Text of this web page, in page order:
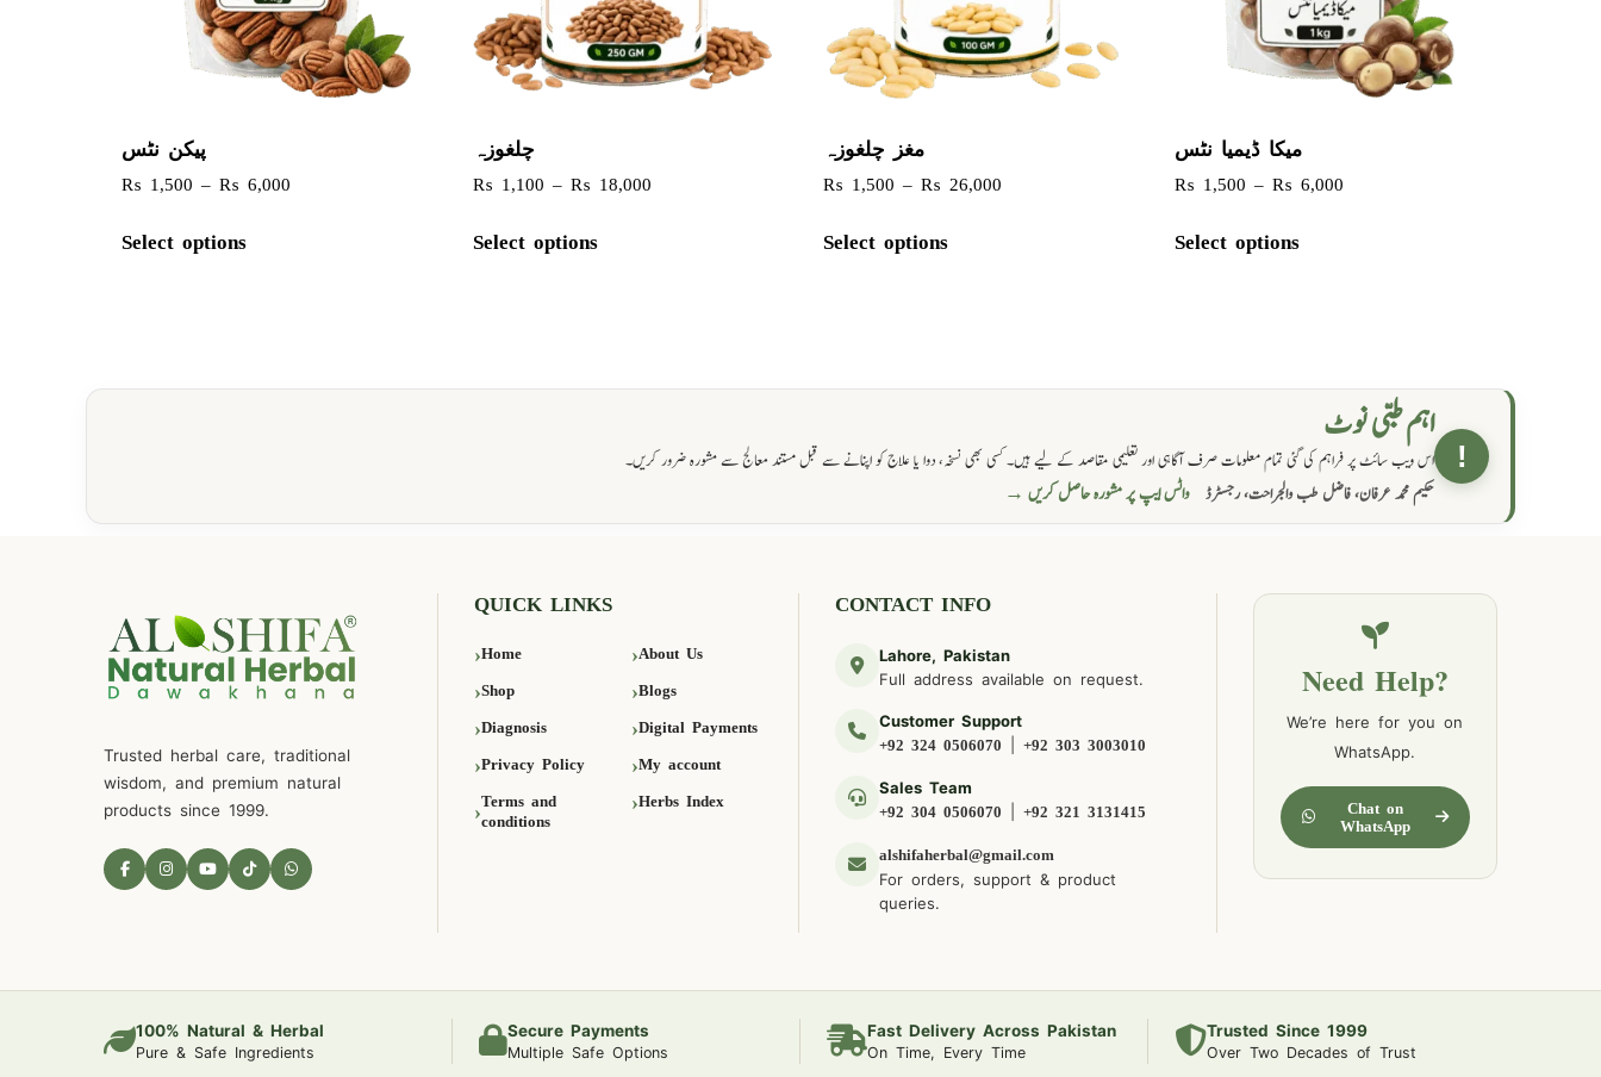
پیکن نٹس
₨ 1,500 – ₨ 6,000
Select options
چلغوزہ
₨ 1,100 – ₨ 18,000
Select options
مغز چلغوزہ
₨ 1,500 – ₨ 26,000
Select options
میکا ڈیمیا نٹس
₨ 1,500 – ₨ 6,000
Select options
!
اہم طبی نوٹ
اس ویب سائٹ پر فراہم کی گئی تمام معلومات صرف آگاہی اور تعلیمی مقاصد کے لیے ہیں۔ کسی بھی نسخہ، دوا یا علاج کو اپنانے سے قبل مستند معالج سے مشورہ ضرور کریں۔
حکیم محمد عرفان، فاضل طب والجراحت، رجسٹرڈ واٹس ایپ پر مشورہ حاصل کریں →
Trusted herbal care, traditional
wisdom, and premium natural
products since 1999.
QUICK LINKS
Home About Us
Shop Blogs
Diagnosis Digital Payments
Privacy Policy My account
Terms and
conditions
Herbs Index
CONTACT INFO
Lahore, Pakistan
Full address available on request.
Customer Support
+92 324 0506070 |+92 303 3003010
Sales Team
+92 304 0506070 |+92 321 3131415
alshifaherbal@gmail.com
For orders, support & product
queries.
Need Help?
We’re here for you on
WhatsApp.
Chat on
WhatsApp
100% Natural & Herbal
Pure & Safe Ingredients
Secure Payments
Multiple Safe Options
Fast Delivery Across Pakistan
On Time, Every Time
Trusted Since 1999
Over Two Decades of Trust